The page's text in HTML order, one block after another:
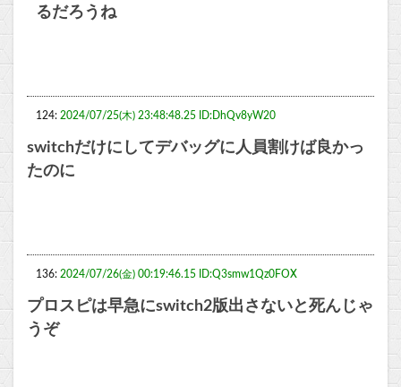
るだろうね
124: 2024/07/25(木) 23:48:48.25 ID:DhQv8yW20
switchだけにしてデバッグに人員割けば良かっ
たのに
136: 2024/07/26(金) 00:19:46.15 ID:Q3smw1Qz0FOX
プロスピは早急にswitch2版出さないと死んじゃ
うぞ